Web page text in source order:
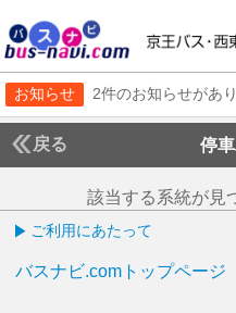
お知らせ 2件のお知らせがあ
戻る 停
該当する系統が見
ご利用にあたって
バスナビ.comトップページ